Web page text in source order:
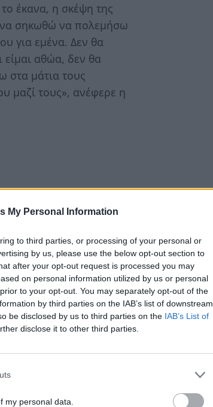
My Personal Information
to third parties, or processing of your personal or
by us, please use the below opt-out section to
after your opt-out request is processed you may
on personal information utilized by us or personal
to your opt-out. You may separately opt-out of the
by third parties on the IAB’s list of downstream
be disclosed by us to third parties on the IAB’s List of
disclose it to other third parties.
my personal data.
έκανα, η σκέψη της
σηκωθώ να πολεμήσω
για εμένα. Δεν θα
αθώα, δεν θα
στα μάτια τους
μαζί τους», ανέφερε η